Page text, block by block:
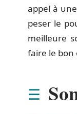
appel à
peser le
meilleure
faire le bon